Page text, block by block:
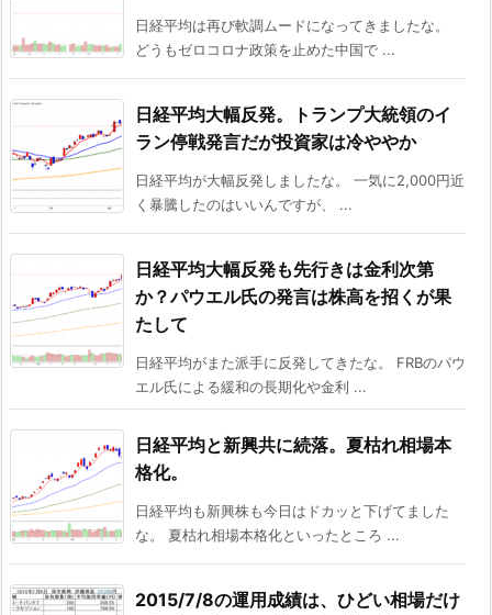
日経平均は再び軟調ムードになってきましたな。
どうもゼロコロナ政策を止めた中国で ...
日経平均大幅反発。トランプ大統領のイ
ラン停戦発言だが投資家は冷ややか
日経平均が大幅反発しましたな。 一気に2,000円近
く暴騰したのはいいんですが、 ...
日経平均大幅反発も先行きは金利次第
か？パウエル氏の発言は株高を招くが果
たして
日経平均がまた派手に反発してきたな。 FRBのパウ
エル氏による緩和の長期化や金利 ...
日経平均と新興共に続落。夏枯れ相場本
格化。
日経平均も新興株も今日はドカッと下げてました
な。 夏枯れ相場本格化といったところ ...
2015/7/8の運用成績は、ひどい相場だけ